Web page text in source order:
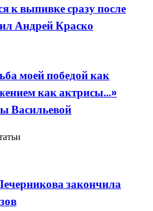
к выпивке сразу после
Андрей Краско
моей победой как
как актрисы…»
Васильевой
закончила